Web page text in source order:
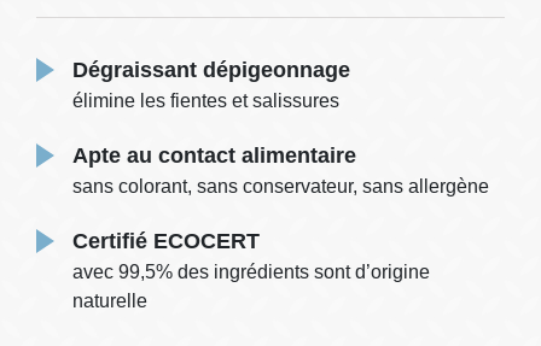
Dégraissant dépigeonnage
élimine les fientes et salissures
Apte au contact alimentaire
sans colorant, sans conservateur, sans allergène
Certifié ECOCERT
avec 99,5% des ingrédients sont d’origine
naturelle